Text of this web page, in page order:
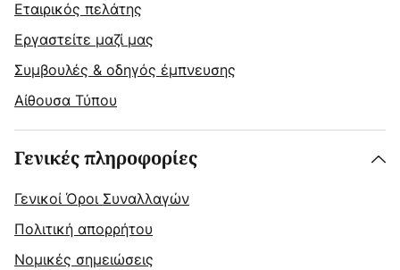
Εταιρικός πελάτης
Εργαστείτε μαζί μας
Συμβουλές & οδηγός έμπνευσης
Αίθουσα Τύπου
Γενικές πληροφορίες
Γενικοί Όροι Συναλλαγών
Πολιτική απορρήτου
Νομικές σημειώσεις